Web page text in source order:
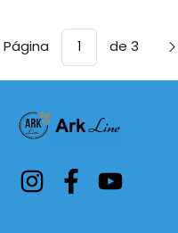
Página de 3